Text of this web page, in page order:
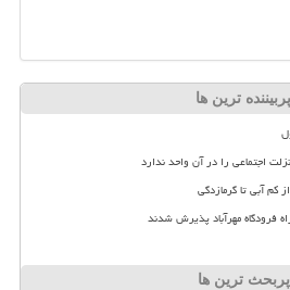
پربیننده ترین ها
اجتماعی را در آن واحد ندارد
کم آبی تا گرمازدگی
پربحث ترین ها